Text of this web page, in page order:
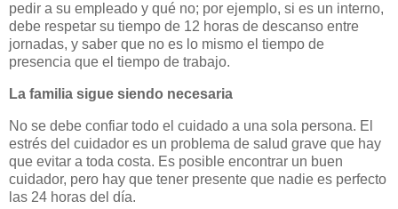
pedir a su empleado y qué no; por ejemplo, si es un interno,
debe respetar su tiempo de 12 horas de descanso entre
jornadas, y saber que no es lo mismo el tiempo de
presencia que el tiempo de trabajo.
La familia sigue siendo necesaria
No se debe confiar todo el cuidado a una sola persona. El
estrés del cuidador es un problema de salud grave que hay
que evitar a toda costa. Es posible encontrar un buen
cuidador, pero hay que tener presente que nadie es perfecto
las 24 horas del día.